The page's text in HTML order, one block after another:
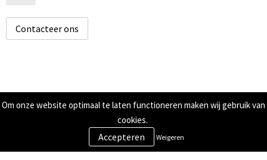
Contacteer ons
Informatie
Om onze website optimaal te laten functioneren maken wij gebruik van
cookies.
Weigeren